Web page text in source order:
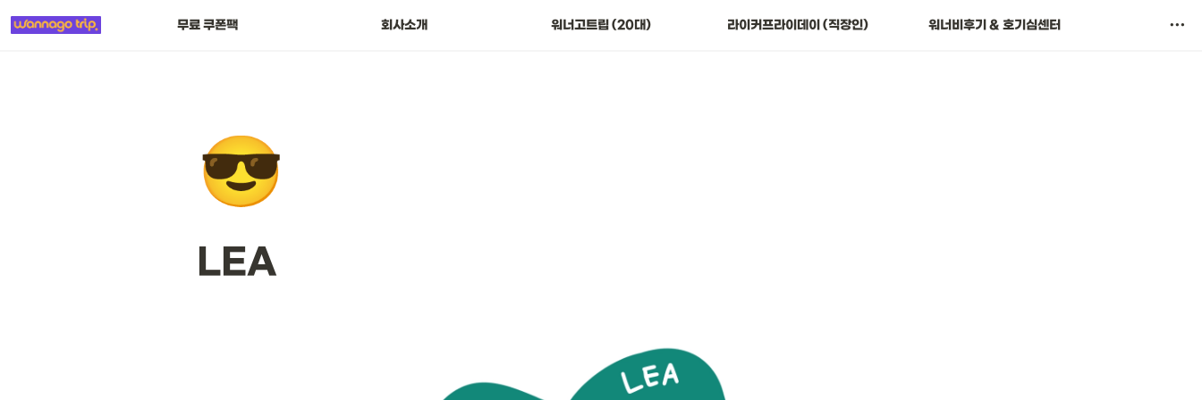
무료 쿠폰팩 회사소개 워너고트립 (20대) 라이커프라이데이 (직장인) 워너비후기 & 호기심센터
👀 프로그램 비교하기(20대) 🎉 워너고 이벤트
😎
LEA